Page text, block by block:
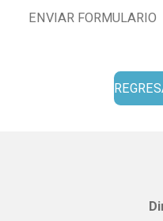
ENVIAR FORMULARIO